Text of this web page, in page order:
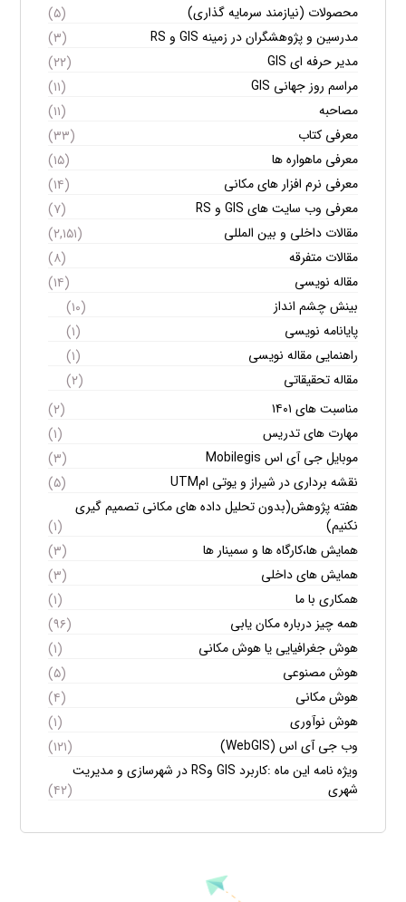
محصولات (نیازمند سرمایه گذاری)
(۵)
مدرسین و پژوهشگران در زمینه GIS و RS
(۳)
مدیر حرفه ای GIS
(۲۲)
مراسم روز جهانی GIS
(۱۱)
مصاحبه
(۱۱)
معرفی کتاب
(۳۳)
معرفی ماهواره ها
(۱۵)
معرفی نرم افزار های مکانی
(۱۴)
معرفی وب سایت های GIS و RS
(۷)
مقالات داخلی و بین المللی
(۲,۱۵۱)
مقالات متفرقه
(۸)
مقاله نویسی
(۱۴)
بینش چشم انداز
(۱۰)
پایانامه نویسی
(۱)
راهنمایی مقاله نویسی
(۱)
مقاله تحقیقاتی
(۲)
مناسبت های ۱۴۰۱
(۲)
مهارت های تدریس
(۱)
موبایل جی آی اس Mobilegis
(۳)
نقشه برداری در شیراز و یوتی امUTM
(۵)
هفته پژوهش(بدون تحلیل داده های مکانی تصمیم گیری
نکنیم)
(۱)
همایش ها،کارگاه ها و سمینار ها
(۳)
همایش های داخلی
(۳)
همکاری با ما
(۱)
همه چیز درباره مکان یابی
(۹۶)
هوش جغرافیایی یا هوش مکانی
(۱)
هوش مصنوعی
(۵)
هوش مکانی
(۴)
هوش نوآوری
(۱)
وب جی آی اس (WebGIS)
(۱۲۱)
ویژه نامه این ماه :کاربرد GIS وRS در شهرسازی و مدیریت
شهری
(۴۲)